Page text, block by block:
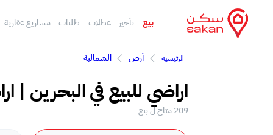
بيع تأجير عطلات طلبات مشاريع عقارية
الرئيسية أرض الشمالية
اراضي للبيع في البحرين |
209 متاح ل بيع